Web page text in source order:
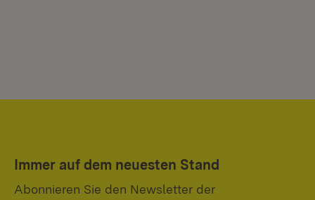
Immer auf dem neuesten Stand
Abonnieren Sie den Newsletter der